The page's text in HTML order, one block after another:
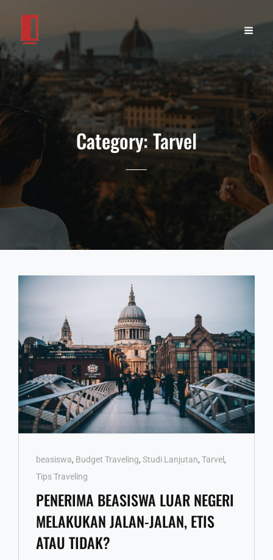
Category:Tarvel
Cat
Links
beasiswa, Budget Traveling, Studi Lanjutan, Tarvel ,
Tips Traveling
PENERIMA BEASISWA LUAR NEGERI
MELAKUKAN JALAN-JALAN, ETIS
ATAU TIDAK?